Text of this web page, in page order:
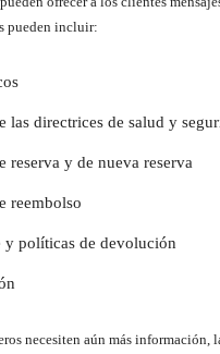
pueden incluir:
las directrices de salud y
reserva y de nueva reserva
reembolso
y políticas de devolución
necesiten aún más información,